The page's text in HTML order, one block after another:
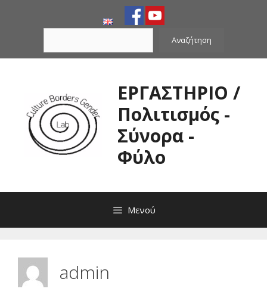
Αναζήτηση
ΕΡΓΑΣΤΗΡΙΟ /
Πολιτισμός -
Σύνορα -
Φύλο
Μενού
admin